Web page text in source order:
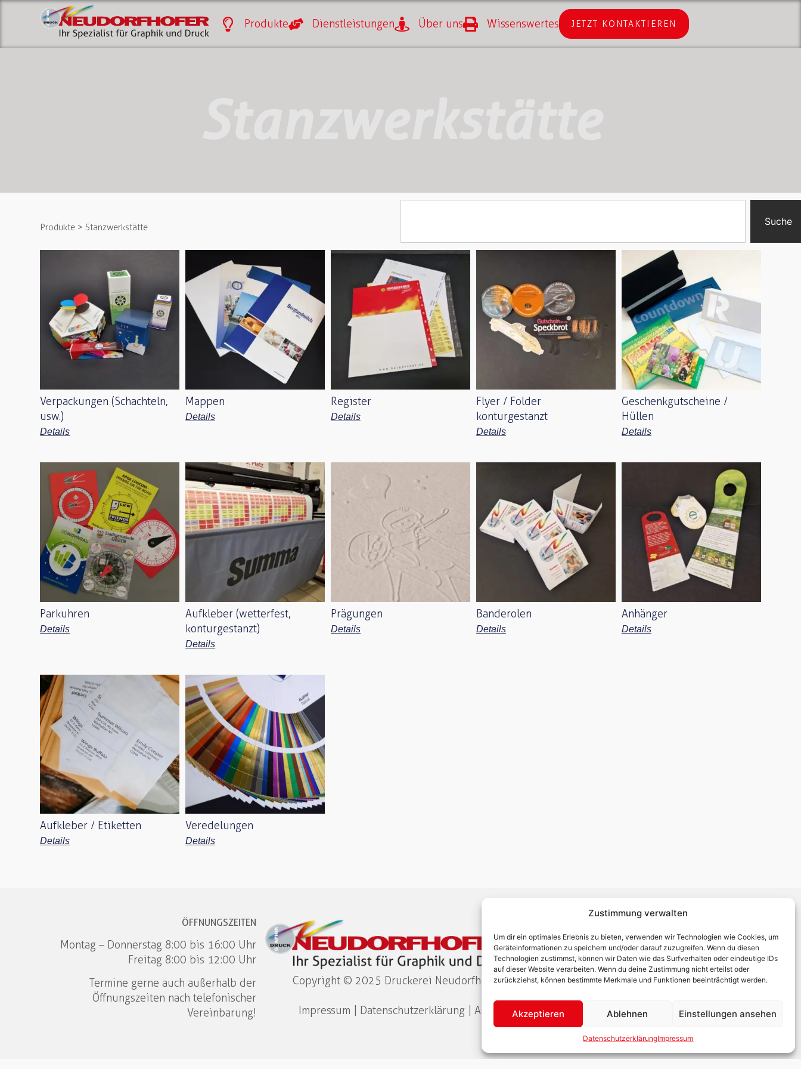
Zustimmung verwalten
Um dir ein optimales Erlebnis zu bieten, verwenden wir Technologien wie Cookies, um
Geräteinformationen zu speichern und/oder darauf zuzugreifen. Wenn du diesen
Technologien zustimmst, können wir Daten wie das Surfverhalten oder eindeutige IDs
auf dieser Website verarbeiten. Wenn du deine Zustimmung nicht erteilst oder
zurückziehst, können bestimmte Merkmale und Funktionen beeinträchtigt werden.
Akzeptieren Ablehnen Einstellungen ansehen
DatenschutzerklärungImpressum
Produkte Dienstleistungen Über uns Wissenswertes JETZT KONTAKTIEREN
Produkte > Stanzwerkstätte Suche
Verpackungen (Schachteln,
usw.)
Details
Mappen
Details
Register
Details
Flyer / Folder
konturgestanzt
Details
Geschenkgutscheine /
Hüllen
Details
Parkuhren
Details
Aufkleber (wetterfest,
konturgestanzt)
Details
Prägungen
Details
Banderolen
Details
Anhänger
Details
Aufkleber / Etiketten
Details
Veredelungen
Details
ÖFFNUNGSZEITEN
Montag – Donnerstag 8:00 bis 16:00 Uhr
Freitag 8:00 bis 12:00 Uhr
Termine gerne auch außerhalb der
Öffnungszeiten nach telefonischer
Vereinbarung!
Copyright © 2025 Druckerei Neudorfhofer​
Impressum Datenschutzerklärung| AGB
Graphik-Druck Neudorfhofer GesmbH
Breitenangerstraße 4 | 4360 Grein
T:+43 7268 7338